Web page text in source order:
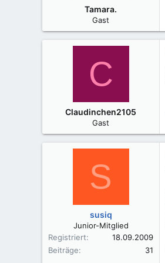
Tamara.
Gast
C
Claudinchen2105
Gast
S
susiq
Junior-Mitglied
Registriert
18.09.2009
Beiträge
31